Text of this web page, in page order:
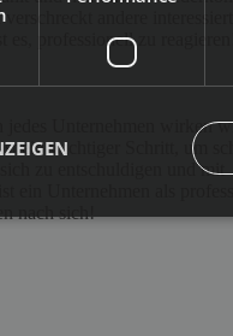
andere interessierte
professionell zu reagieren!
jedes Unternehmen wirken
ein wichtiger Schritt, um
zu entschuldigen und mit
ein Unternehmen als
nach sich!